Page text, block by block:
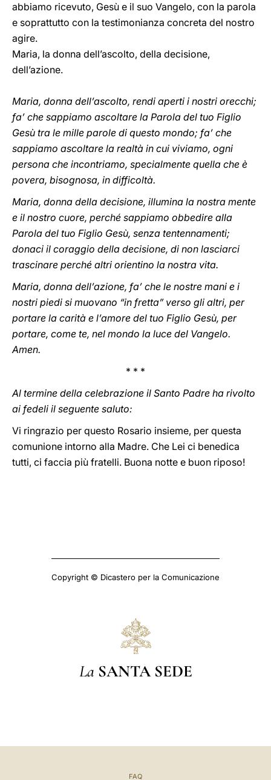
abbiamo ricevuto, Gesù e il suo Vangelo, con la parola
e soprattutto con la testimonianza concreta del nostro
agire.
Maria, la donna dell’ascolto, della decisione,
dell’azione.
Maria, donna dell’ascolto, rendi aperti i nostri orecchi;
fa’ che sappiamo ascoltare la Parola del tuo Figlio
Gesù tra le mille parole di questo mondo; fa’ che
sappiamo ascoltare la realtà in cui viviamo, ogni
persona che incontriamo, specialmente quella che è
povera, bisognosa, in difficoltà.
Maria, donna della decisione, illumina la nostra mente
e il nostro cuore, perché sappiamo obbedire alla
Parola del tuo Figlio Gesù, senza tentennamenti;
donaci il coraggio della decisione, di non lasciarci
trascinare perché altri orientino la nostra vita.
Maria, donna dell’azione, fa’ che le nostre mani e i
nostri piedi si muovano “in fretta” verso gli altri, per
portare la carità e l’amore del tuo Figlio Gesù, per
portare, come te, nel mondo la luce del Vangelo.
Amen.
* * *
Al termine della celebrazione il Santo Padre ha rivolto
ai fedeli il seguente saluto:
Vi ringrazio per questo Rosario insieme, per questa
comunione intorno alla Madre. Che Lei ci benedica
tutti, ci faccia più fratelli. Buona notte e buon riposo!
Copyright © Dicastero per la Comunicazione
La SANTA SEDE
FAQ